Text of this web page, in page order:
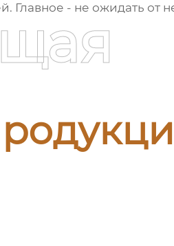
Главное - не ожидать от